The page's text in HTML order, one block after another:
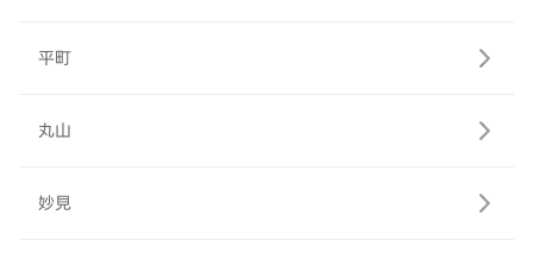
平町
丸山
妙見